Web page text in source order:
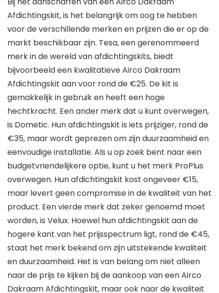
Afdichtingskit, is het belangrijk om oog te hebben
voor de verschillende merken en prijzen die er op de
markt beschikbaar zijn. Tesa, een gerenommeerd
merk in de wereld van afdichtingskits, biedt
bijvoorbeeld een kwalitatieve Airco Dakraam
Afdichtingskit aan voor rond de €25. De kit is
gemakkelijk in gebruik en heeft een hoge
hechtkracht. Een ander merk dat u kunt overwegen,
is Dometic. Hun afdichtingskit is iets prijziger, rond de
€35, maar wordt geprezen om zijn duurzaamheid en
eenvoudige installatie. Als u op zoek bent naar een
budgetvriendelijkere optie, kunt u het merk ProPlus
overwegen. Hun afdichtingskit kost ongeveer €15,
maar levert geen compromise in de kwaliteit van het
product. Een vierde merk dat zeker genoemd moet
worden, is Velux. Hoewel hun afdichtingskit aan de
hogere kant van het prijsspectrum ligt, rond de €45,
staat het merk bekend om zijn uitstekende kwaliteit
en duurzaamheid. Het is van belang om niet alleen
naar de prijs te kijken bij de aankoop van een Airco
Dakraam Afdichtingskit, maar ook naar de kwaliteit